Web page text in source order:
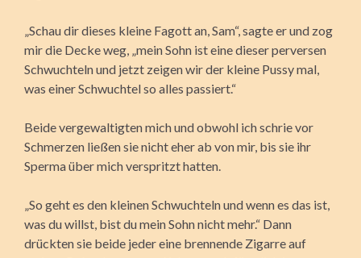
„Schau dir dieses kleine Fagott an, Sam“, sagte er und zog
mir die Decke weg, „mein Sohn ist eine dieser perversen
Schwuchteln und jetzt zeigen wir der kleine Pussy mal,
was einer Schwuchtel so alles passiert.“
Beide vergewaltigten mich und obwohl ich schrie vor
Schmerzen ließen sie nicht eher ab von mir, bis sie ihr
Sperma über mich verspritzt hatten.
„So geht es den kleinen Schwuchteln und wenn es das ist,
was du willst, bist du mein Sohn nicht mehr.“ Dann
drückten sie beide jeder eine brennende Zigarre auf